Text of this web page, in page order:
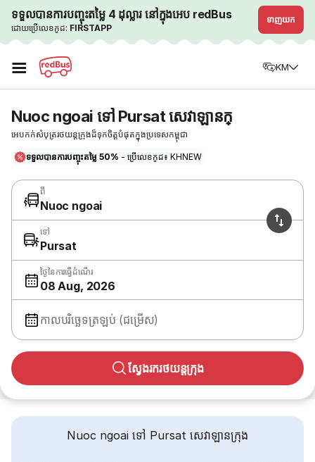
ទទួលបានការបញ្ចុះតម្លៃ 4 ដុល្លារ នៅក្នុងអេប redBus
ដោយប្រើលេខកូដ: FIRSTAPP
ទាញយក
☰ KM
Nuoc ngoai ទៅ Pursat សេវាឡានក្
អេបកក់សំបុត្ររថយន្តក្រុងដ៏ទុកចិត្តបំផុតក្នុងប្រទេសកម្ពុជា
ទទួលបានការបញ្ចុះតម្លៃ 50% - ប្រើលេខកូដ៖ KHNEW
ពី
Nuoc ngoai
ទៅ
Pursat
ថ្ងៃនៃការធ្វើដំណើរ
08 Aug, 2026
កាលបរិច្ឆេទត្រឡប់ (ជម្រើស)
ស្វែងរករថយន្តក្រុង
Nuoc ngoai ទៅ Pursat សេវាឡានក្រុង